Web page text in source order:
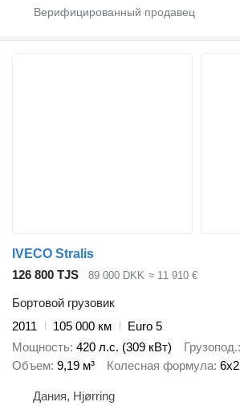
IVECO Stralis
126 800 TJS
89 000 DKK ≈ 11 910 €
Бортовой грузовик
2011
105 000 км
Euro 5
Мощность 420 л.с. (309 кВт) Грузопод.
Объем 9,19 м³ Колесная формула 6x2
Дания, Hjørring